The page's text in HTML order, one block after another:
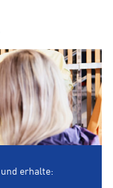
und erhalte: